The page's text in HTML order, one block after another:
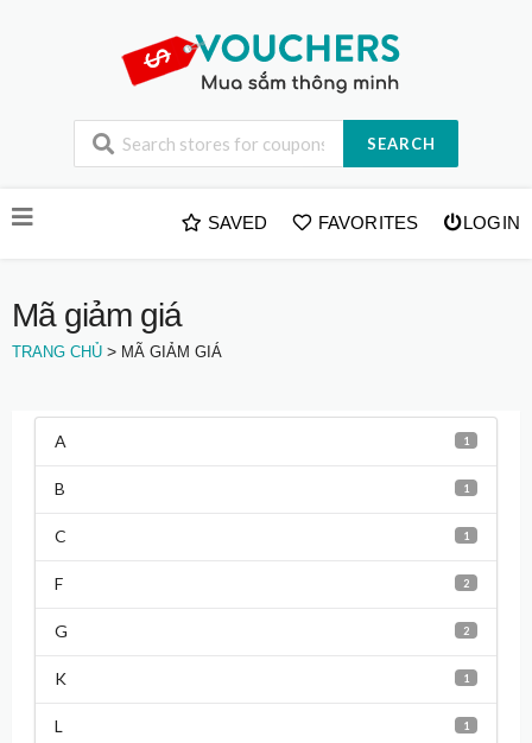
SEARCH
to
SAVED FAVORITES LOGIN
Mã giảm giá
TRANG CHỦ > MÃ GIẢM GIÁ
1
A
1
B
1
C
2
F
2
G
1
K
1
L